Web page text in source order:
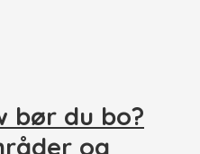
bør du bo?
og